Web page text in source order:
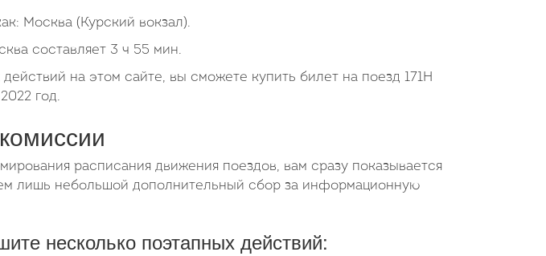
Москва (Курский вокзал).
составляет 3 ч 55 мин.
на этом сайте, вы сможете купить билет на поезд 171Н
год.
расписания движения поездов, вам сразу показывается
лишь небольшой дополнительный сбор за информационную
несколько поэтапных действий: